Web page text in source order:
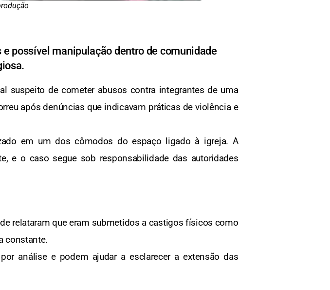
possível manipulação dentro de comunidade
suspeito de cometer abusos contra integrantes de uma
após denúncias que indicavam práticas de violência e
em um dos cômodos do espaço ligado à igreja. A
e o caso segue sob responsabilidade das autoridades
relataram que eram submetidos a castigos físicos como
constante.
análise e podem ajudar a esclarecer a extensão das